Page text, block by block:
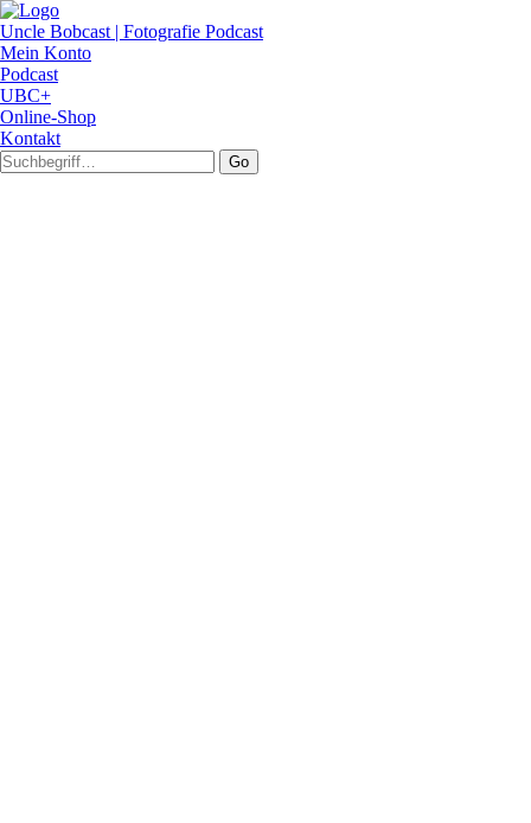
Uncle Bobcast | Fotografie Podcast
Mein Konto
Podcast
UBC+
Online-Shop
Kontakt
Go